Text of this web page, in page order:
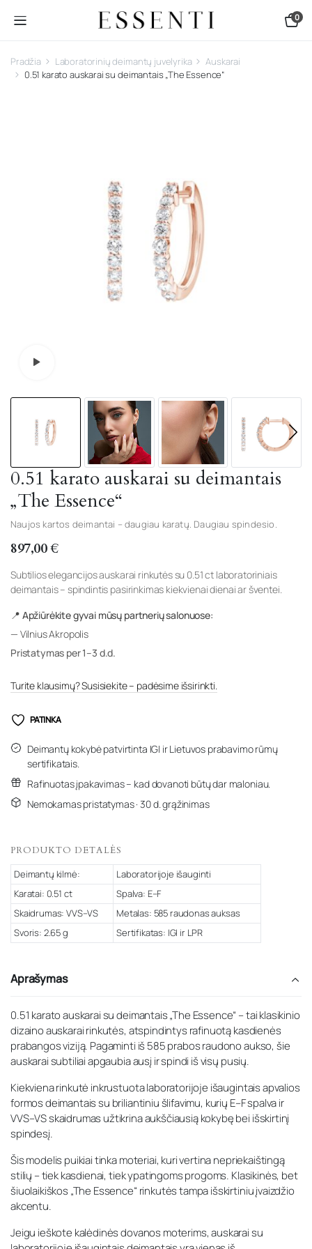
0
Pradžia Laboratorinių deimantų juvelyrika
Auskarai
0.51 karato auskarai su deimantais „The Essence“
0.51 karato auskarai su deimantais
„The Essence“
Naujos kartos deimantai – daugiau karatų. Daugiau spindesio.
897,00€
Subtilios elegancijos auskarai rinkutės su 0.51 ct laboratoriniais
deimantais – spindintis pasirinkimas kiekvienai dienai ar šventei.
📍 Apžiūrėkite gyvai mūsų partnerių salonuose:
— Vilnius Akropolis
Pristatymas per 1–3 d.d.
Turite klausimų? Susisiekite – padėsime išsirinkti.
PATINKA
Deimantų kokybė patvirtinta IGI ir Lietuvos prabavimo rūmų
sertifikatais.
Rafinuotas įpakavimas – kad dovanoti būtų dar maloniau.
Nemokamas pristatymas · 30 d. grąžinimas
PRODUKTO DETALĖS
Deimantų kilmė:
Laboratorijoje išauginti
Karatai: 0.51 ct
Spalva: E–F
Skaidrumas: VVS–VS
Metalas: 585 raudonas auksas
Svoris: 2.65 g
Sertifikatas: IGI ir LPR
Aprašymas
0.51 karato auskarai su deimantais „The Essence“ – tai klasikinio
dizaino auskarai rinkutės, atspindintys rafinuotą kasdienės
prabangos viziją. Pagaminti iš 585 prabos raudono aukso, šie
auskarai subtiliai apgaubia ausį ir spindi iš visų pusių.
Kiekviena rinkutė inkrustuota laboratorijoje išaugintais apvalios
formos deimantais su briliantiniu šlifavimu, kurių E–F spalva ir
VVS–VS skaidrumas užtikrina aukščiausią kokybę bei išskirtinį
spindesį.
Šis modelis puikiai tinka moteriai, kuri vertina nepriekaištingą
stilių – tiek kasdienai, tiek ypatingoms progoms. Klasikinės, bet
šiuolaikiškos „The Essence“ rinkutės tampa išskirtiniu įvaizdžio
akcentu.
Jeigu ieškote kalėdinės dovanos moterims, auskarai su